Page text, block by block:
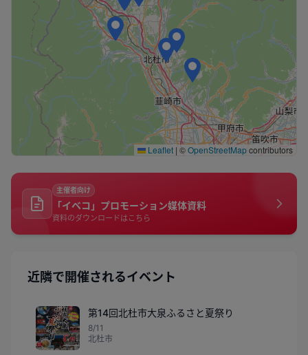
Leaflet | ©OpenStreetMapcontributors
主催者向け
「イベコ」プロモーション媒体資料
資料のダウンロードはこちら
近隣で開催されるイベント
第14回北杜市大泉ふるさと夏祭り
8/11
北杜市